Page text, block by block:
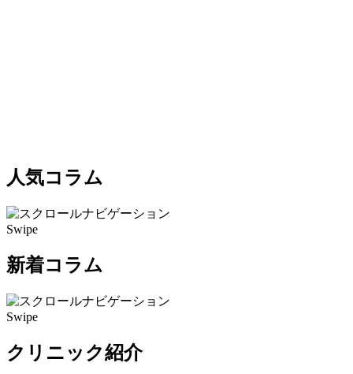
人気コラム
Swipe
新着コラム
Swipe
クリニック紹介